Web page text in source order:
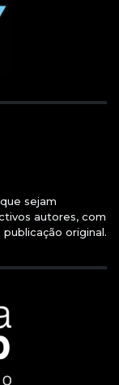
sejam
autores, com
original.